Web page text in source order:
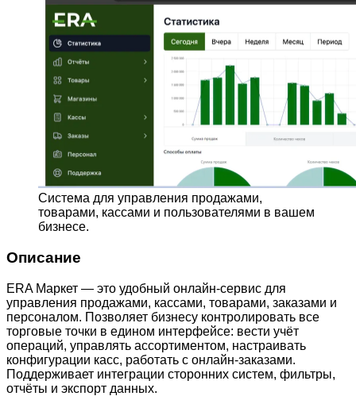
Система для управления продажами,
товарами, кассами и пользователями в вашем
бизнесе.
Описание
ERA Маркет — это удобный онлайн-сервис для
управления продажами, кассами, товарами, заказами и
персоналом. Позволяет бизнесу контролировать все
торговые точки в едином интерфейсе: вести учёт
операций, управлять ассортиментом, настраивать
конфигурации касс, работать с онлайн-заказами.
Поддерживает интеграции сторонних систем, фильтры,
отчёты и экспорт данных.